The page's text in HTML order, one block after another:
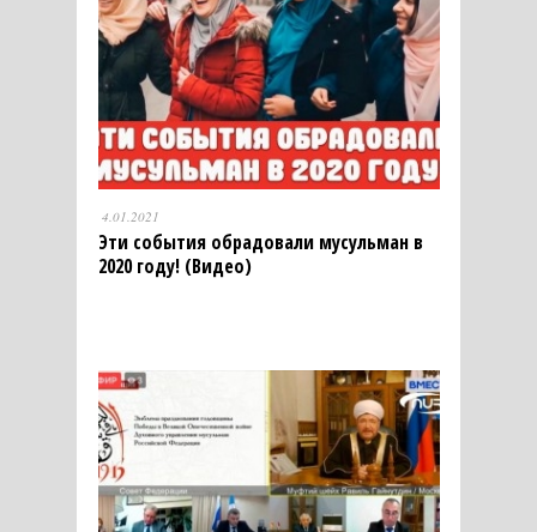
4.01.2021
Эти события обрадовали мусульман в
2020 году! (Видео)